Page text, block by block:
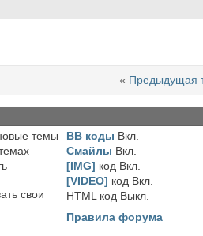
« Предыдущая
темы
свои
BB коды Вкл.
Смайлы Вкл.
[IMG] код Вкл.
[VIDEO] код Вкл.
HTML код Выкл.
Правила форума